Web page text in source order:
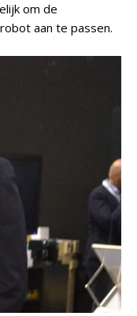
om de
aan te passen.